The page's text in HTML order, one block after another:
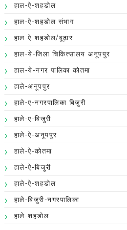
हाल-ऐ-शहडोल
हाल-ऐ-शहडोल संभाग
हाल-ऐ-शहडोल/बूढ़ार
हाल-ये-जिला चिकित्सालय अनूपपुर
हाल-ये-नगर पालिका कोतमा
हाले-अनूपपुर
हाले-ए-नगरपालिका बिजुरी
हाले-ए-बिजुरी
हाले-ऐ-अनूपपुर
हाले-ऐ-कोतमा
हाले-ऐ-बिजुरी
हाले-ऐ-शहडोल
हाले-बिजुरी-नगरपालिका
हाले-शहडोल